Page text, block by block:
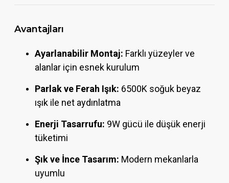
Avantajları
Ayarlanabilir Montaj: Farklı yüzeyler ve
alanlar için esnek kurulum
Parlak ve Ferah Işık: 6500K soğuk beyaz
ışık ile net aydınlatma
Enerji Tasarrufu: 9W gücü ile düşük enerji
tüketimi
Şık ve İnce Tasarım: Modern mekanlarla
uyumlu